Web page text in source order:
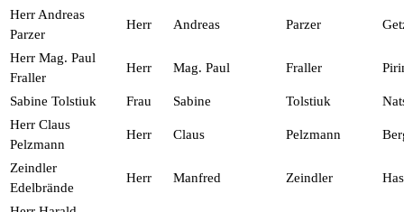
Herr Andreas
Parzer
Herr Andreas Parzer
Herr Mag. Paul
Fraller
Herr Mag. Paul Fraller
Sabine Tolstiuk Frau Sabine Tolstiuk
Herr Claus
Pelzmann
Herr Claus Pelzmann
Zeindler
Edelbrände
Herr Manfred Zeindler